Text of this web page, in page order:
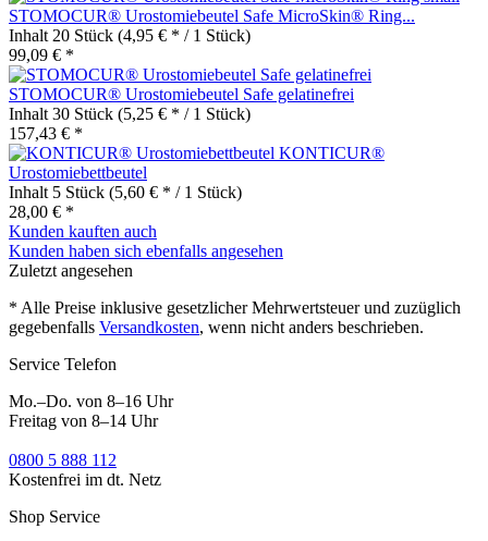
STOMOCUR® Urostomiebeutel Safe MicroSkin® Ring...
Inhalt 20 Stück (4,95 € * / 1 Stück)
99,09 € *
STOMOCUR® Urostomiebeutel Safe gelatinefrei
Inhalt 30 Stück (5,25 € * / 1 Stück)
157,43 € *
KONTICUR®
Urostomiebettbeutel
Inhalt 5 Stück (5,60 € * / 1 Stück)
28,00 € *
Kunden kauften auch
Kunden haben sich ebenfalls angesehen
Zuletzt angesehen
* Alle Preise inklusive gesetzlicher Mehrwertsteuer und zuzüglich
gegebenfalls Versandkosten, wenn nicht anders beschrieben.
Service Telefon
Mo.–Do. von 8–16 Uhr
Freitag von 8–14 Uhr
0800 5 888 112
Kostenfrei im dt. Netz
Shop Service